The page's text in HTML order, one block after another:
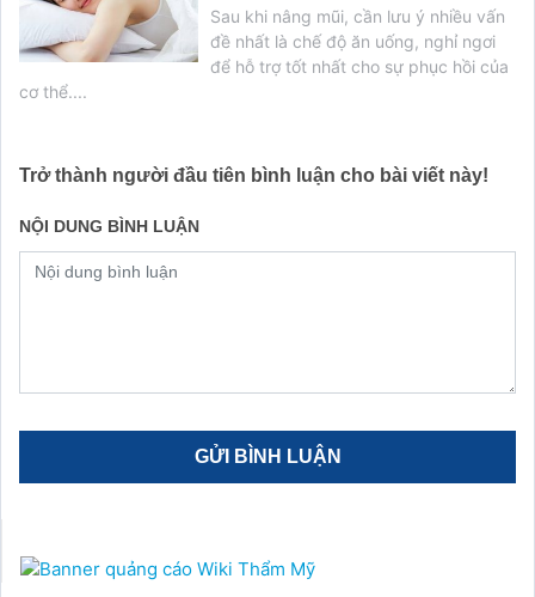
Sau khi nâng mũi, cần lưu ý nhiều vấn
đề nhất là chế độ ăn uống, nghỉ ngơi
để hỗ trợ tốt nhất cho sự phục hồi của
cơ thể....
Trở thành người đầu tiên bình luận cho bài viết này!
NỘI DUNG BÌNH LUẬN